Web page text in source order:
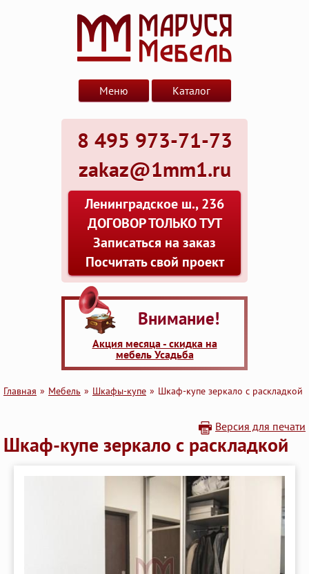
8 495 973-71-73
zakaz@1mm1.ru
Ленинградское ш., 236
ДОГОВОР ТОЛЬКО ТУТ
Записаться на заказ
Посчитать свой проект
Меню Каталог
Внимание!
Акция месяца - скидка на
мебель Усадьба
Главная Мебель Шкафы-купе Шкаф-купе зеркало с раскладкой
Версия для печати
Шкаф-купе зеркало с раскладкой